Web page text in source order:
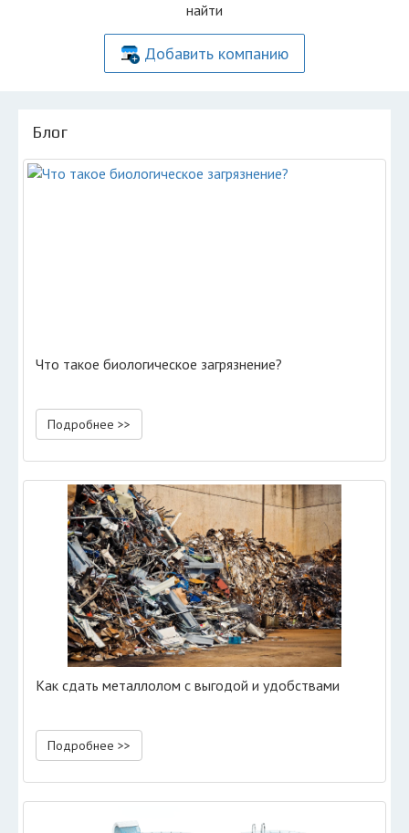
найти
Добавить компанию
Блог
Что такое биологическое загрязнение?
Подробнее >>
Как сдать металлолом с выгодой и удобствами
Подробнее >>